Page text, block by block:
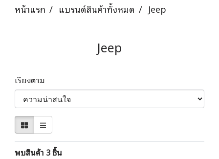
หน้าแรก แบรนด์สินค้าทั้งหมด Jeep
Jeep
เรียงตาม
พบสินค้า 3 ชิ้น